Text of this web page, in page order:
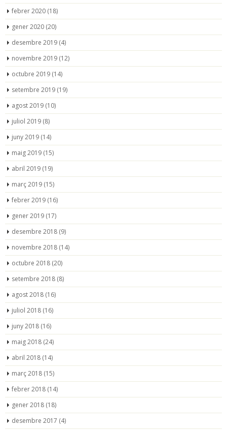
febrer 2020 (18)
gener 2020 (20)
desembre 2019 (4)
novembre 2019 (12)
octubre 2019 (14)
setembre 2019 (19)
agost 2019 (10)
juliol 2019 (8)
juny 2019 (14)
maig 2019 (15)
abril 2019 (19)
març 2019 (15)
febrer 2019 (16)
gener 2019 (17)
desembre 2018 (9)
novembre 2018 (14)
octubre 2018 (20)
setembre 2018 (8)
agost 2018 (16)
juliol 2018 (16)
juny 2018 (16)
maig 2018 (24)
abril 2018 (14)
març 2018 (15)
febrer 2018 (14)
gener 2018 (18)
desembre 2017 (4)